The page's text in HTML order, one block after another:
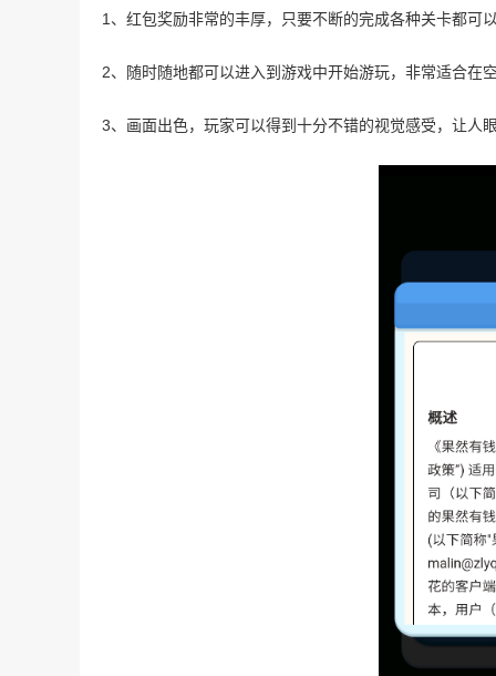
1、红包奖励非常的丰厚，只要不断的完成各种关卡都可
2、随时随地都可以进入到游戏中开始游玩，非常适合在
3、画面出色，玩家可以得到十分不错的视觉感受，让人